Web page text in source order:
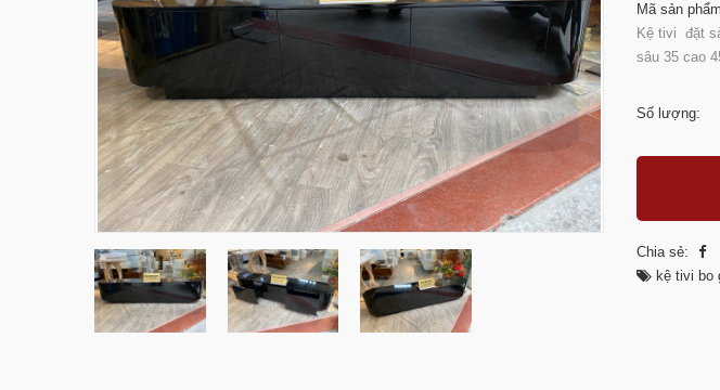
Mã sản
Kệ tivi đặt
sâu 35 cao
Số lượng:
Chia sẻ:
kệ tivi bo